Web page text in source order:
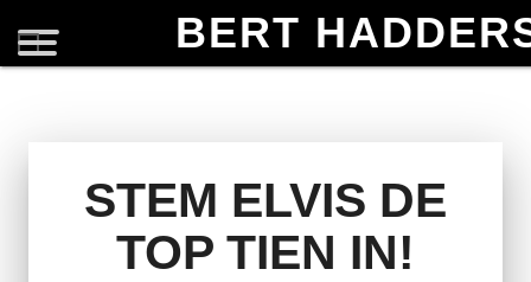
BERT
STEM ELVIS DE
TOP TIEN IN!